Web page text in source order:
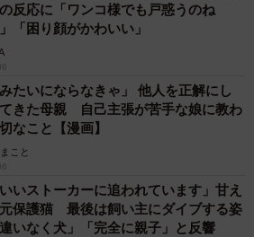
反応に「ワンコ様でも戸惑うのね
」「困り顔がかわいい」
みたいにならなきゃ」 他人を正解にし
きた母親 自己主張が苦手な娘に教わ
なこと【漫画】
こと
いいストーカーに追われています」甘え
保護猫 最後は飼い主にダイブする姿
いなく犬」「完全に親子」と反響